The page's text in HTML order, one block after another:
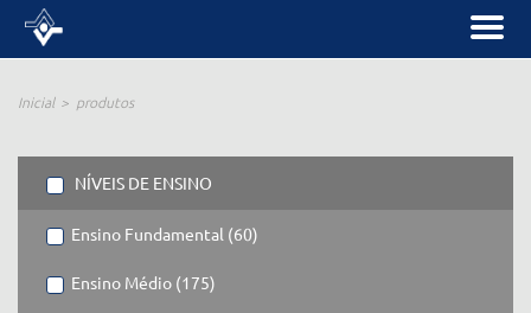
Inicial produtos
NÍVEIS DE ENSINO
Ensino Fundamental (60)
Ensino Médio (175)